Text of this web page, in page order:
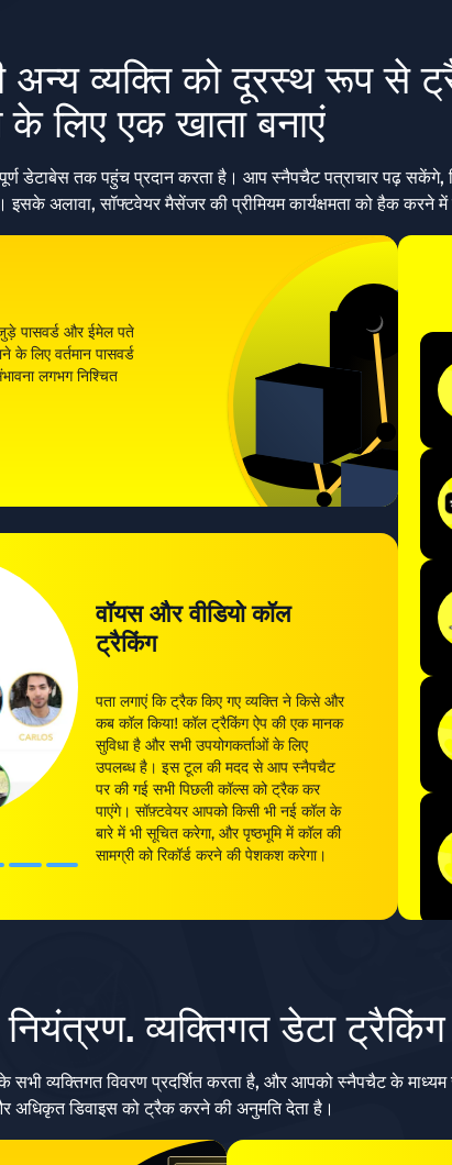
अन्य व्यक्ति को दूरस्थ रूप से
लिए एक खाता बनाएं
डेटाबेस तक पहुंच प्रदान करता है। आप स्नैपचैट पत्राचार पढ़ सकेंगे,
अलावा, सॉफ्टवेयर मैसेंजर की प्रीमियम कार्यक्षमता को हैक करने में
पासवर्ड और ईमेल पते
लिए वर्तमान पासवर्ड
लगभग निश्चित
वॉयस और वीडियो कॉल
ट्रैकिंग
पता लगाएं कि ट्रैक किए गए व्यक्ति ने किसे और
कब कॉल किया! कॉल ट्रैकिंग ऐप की एक मानक
सुविधा है और सभी उपयोगकर्ताओं के लिए
उपलब्ध है। इस टूल की मदद से आप स्नैपचैट
पर की गई सभी पिछली कॉल्स को ट्रैक कर
पाएंगे। सॉफ़्टवेयर आपको किसी भी नई कॉल के
बारे में भी सूचित करेगा, और पृष्ठभूमि में कॉल की
सामग्री को रिकॉर्ड करने की पेशकश करेगा।
व्यक्तिगत डेटा ट्रैकिंग
व्यक्तिगत विवरण प्रदर्शित करता है, और आपको स्नैपचैट के
अधिकृत डिवाइस को ट्रैक करने की अनुमति देता है।